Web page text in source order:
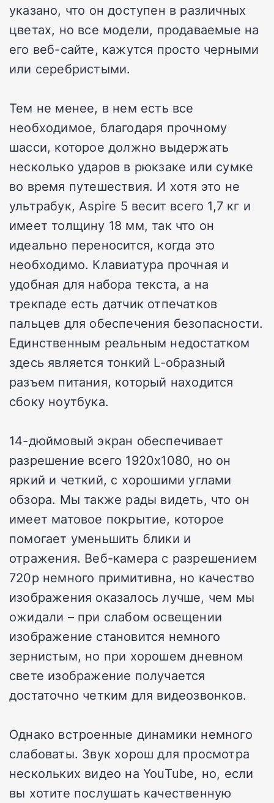
указано, что он доступен в различных
цветах, но все модели, продаваемые на
его веб-сайте, кажутся просто черными
или серебристыми.
Тем не менее, в нем есть все
необходимое, благодаря прочному
шасси, которое должно выдержать
несколько ударов в рюкзаке или сумке
во время путешествия. И хотя это не
ультрабук, Aspire 5 весит всего 1,7 кг и
имеет толщину 18 мм, так что он
идеально переносится, когда это
необходимо. Клавиатура прочная и
удобная для набора текста, а на
трекпаде есть датчик отпечатков
пальцев для обеспечения безопасности.
Единственным реальным недостатком
здесь является тонкий L-образный
разъем питания, который находится
сбоку ноутбука.
14-дюймовый экран обеспечивает
разрешение всего 1920х1080, но он
яркий и четкий, с хорошими углами
обзора. Мы также рады видеть, что он
имеет матовое покрытие, которое
помогает уменьшить блики и
отражения. Веб-камера с разрешением
720p немного примитивна, но качество
изображения оказалось лучше, чем мы
ожидали – при слабом освещении
изображение становится немного
зернистым, но при хорошем дневном
свете изображение получается
достаточно четким для видеозвонков.
Однако встроенные динамики немного
слабоваты. Звук хорош для просмотра
нескольких видео на YouTube, но, если
вы хотите послушать качественную